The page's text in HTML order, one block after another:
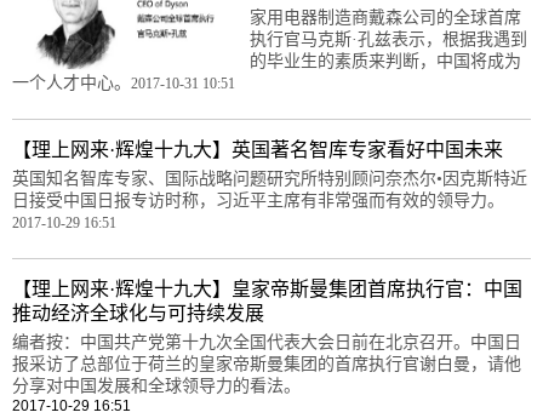
家用电器制造商戴森公司的全球首席
执行官马克斯·孔兹表示，根据我遇到
的毕业生的素质来判断，中国将成为
一个人才中心。 2017-10-31 10:51
【理上网来·辉煌十九大】英国著名智库专家看好中国未来
英国知名智库专家、国际战略问题研究所特别顾问奈杰尔•因克斯特近
日接受中国日报专访时称，习近平主席有非常强而有效的领导力。
2017-10-29 16:51
【理上网来·辉煌十九大】皇家帝斯曼集团首席执行官：中国
推动经济全球化与可持续发展
编者按：中国共产党第十九次全国代表大会日前在北京召开。中国日
报采访了总部位于荷兰的皇家帝斯曼集团的首席执行官谢白曼，请他
分享对中国发展和全球领导力的看法。
2017-10-29 16:51